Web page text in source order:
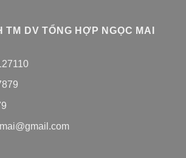
TM DV TỔNG HỢP NGỌC MAI